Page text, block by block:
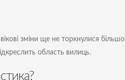
зміни ще не торкнулися
область вилиць.